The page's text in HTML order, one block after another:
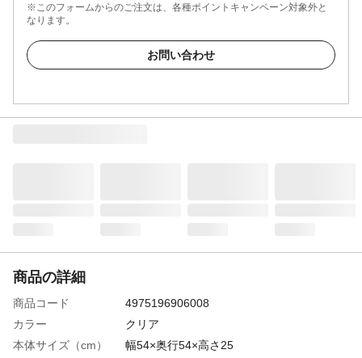
※このフォームからのご注文は、各種ポイントキャンペーン対象外と
なります。
お問い合わせ
商品の詳細
商品コード
4975196906008
カラー
クリア
本体サイズ（cm）
幅54×奥行54×高さ25